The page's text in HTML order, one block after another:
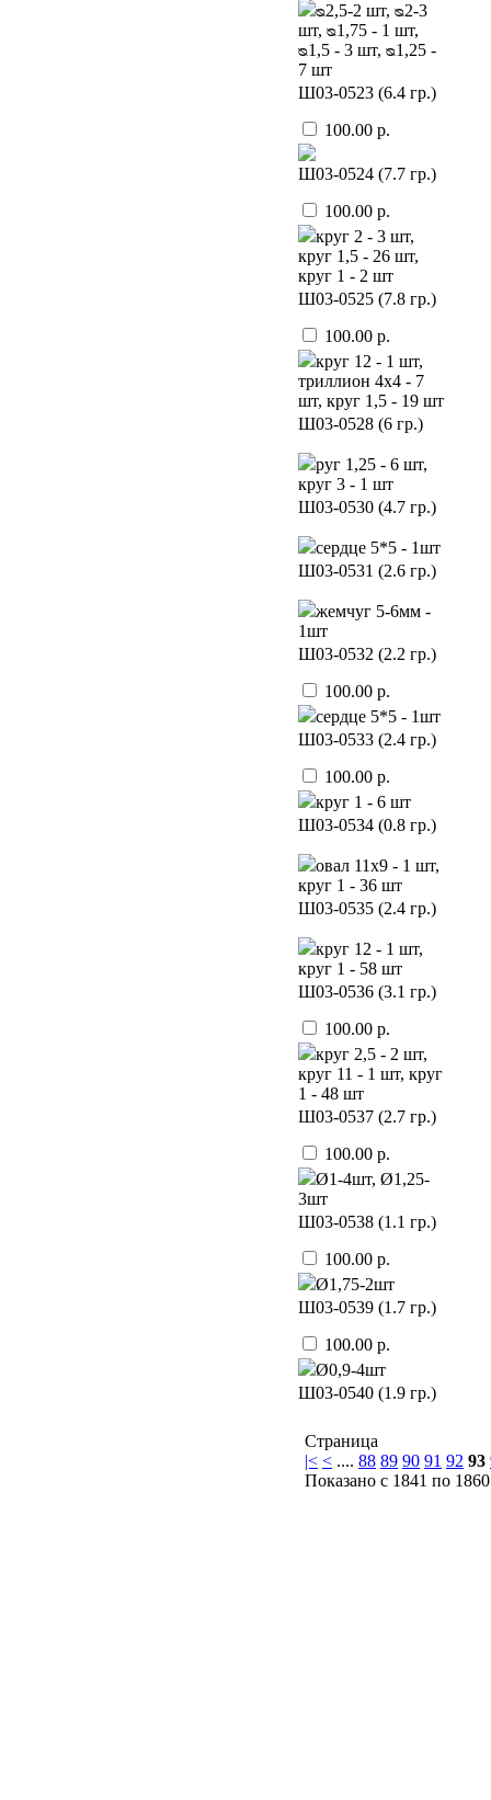
ᴓ2,5-2 шт, ᴓ2-3
шт, ᴓ1,75 - 1 шт,
ᴓ1,5 - 3 шт, ᴓ1,25 -
7 шт
Ш03-0523 (6.4 гр.)
100.00 р.
Ш03-0524 (7.7 гр.)
100.00 р.
круг 2 - 3 шт,
круг 1,5 - 26 шт,
круг 1 - 2 шт
Ш03-0525 (7.8 гр.)
100.00 р.
круг 12 - 1 шт,
триллион 4х4 - 7
шт, круг 1,5 - 19 шт
Ш03-0528 (6 гр.)
руг 1,25 - 6 шт,
круг 3 - 1 шт
Ш03-0530 (4.7 гр.)
сердце 5*5 - 1шт
Ш03-0531 (2.6 гр.)
жемчуг 5-6мм -
1шт
Ш03-0532 (2.2 гр.)
100.00 р.
сердце 5*5 - 1шт
Ш03-0533 (2.4 гр.)
100.00 р.
круг 1 - 6 шт
Ш03-0534 (0.8 гр.)
овал 11х9 - 1 шт,
круг 1 - 36 шт
Ш03-0535 (2.4 гр.)
круг 12 - 1 шт,
круг 1 - 58 шт
Ш03-0536 (3.1 гр.)
100.00 р.
круг 2,5 - 2 шт,
круг 11 - 1 шт, круг
1 - 48 шт
Ш03-0537 (2.7 гр.)
100.00 р.
Ø1-4шт, Ø1,25-
3шт
Ш03-0538 (1.1 гр.)
100.00 р.
Ø1,75-2шт
Ш03-0539 (1.7 гр.)
100.00 р.
Ø0,9-4шт
Ш03-0540 (1.9 гр.)
Страница
|< < .... 88 89 90 91 92 93
Показано с 1841 по